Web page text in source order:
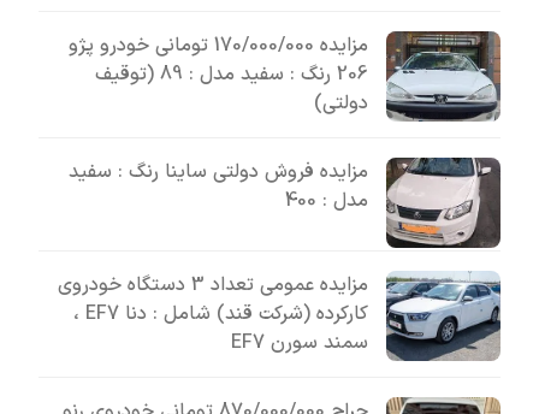
مزایده 170/000/000 تومانی خودرو پژو
206 رنگ : سفید مدل : 89 (توقیف
دولتی)
مزایده فروش دولتی ساینا رنگ : سفید
مدل : 400
مزایده عمومی تعداد 3 دستگاه خودروی
کارکرده (شرکت قند) شامل : دنا EF7 ،
سمند سورن EF7